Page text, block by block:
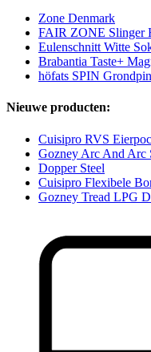
Zone Denmark
FAIR ZONE Slinger
Eulenschnitt Witte
Brabantia Taste+
höfats SPIN
Nieuwe producten:
Cuisipro RVS
Gozney Arc And Arc
Dopper Steel
Cuisipro Flexibele
Gozney Tread LPG